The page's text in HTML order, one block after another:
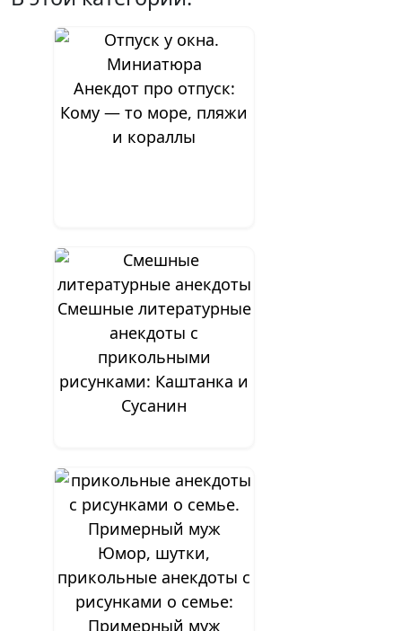
Анекдот про отпуск:
Кому — то море, пляжи
и кораллы
Смешные литературные
анекдоты с
прикольными
рисунками: Каштанка и
Сусанин
Юмор, шутки,
прикольные анекдоты с
рисунками о семье:
Примерный муж